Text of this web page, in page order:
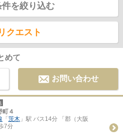
件を絞り込む
クエスト
めて
お問い合わせ
町４
「 茨木 」駅 バス14分 「郡（大阪
7分